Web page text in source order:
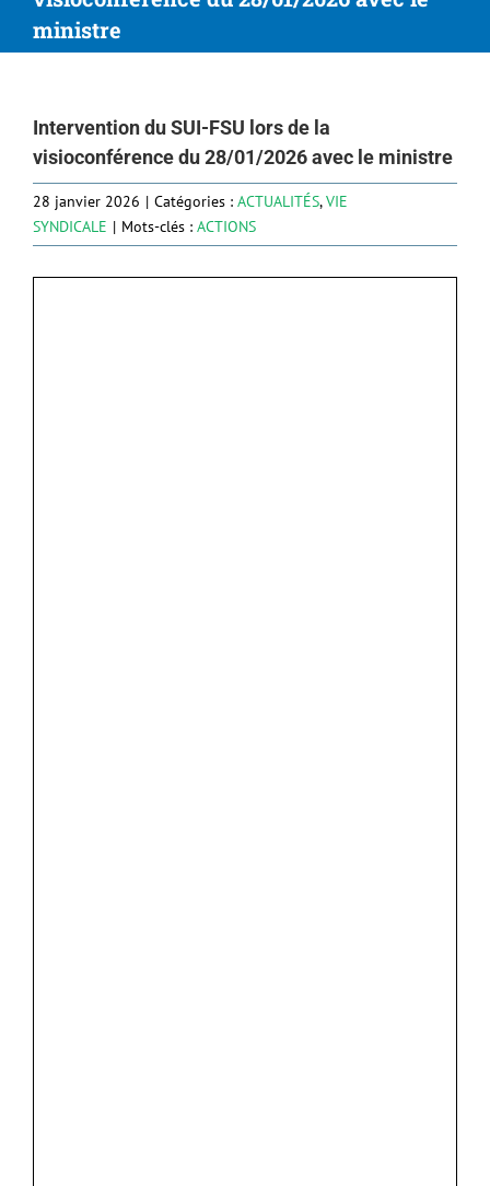
ministre
Intervention du SUI-FSU lors de la
visioconférence du 28/01/2026 avec le ministre
28 janvier 2026 | Catégories : ACTUALITÉS,VIE
SYNDICALE | Mots-clés : ACTIONS